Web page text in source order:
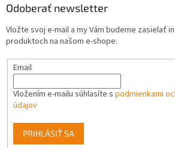
Odoberať newsletter
Vložte svoj e-mail a my Vám budeme zasielať
produktoch na našom e-shope.
Email
Vložením e-mailu súhlasíte s podmienkami
údajov
PRIHLÁSIŤ SA